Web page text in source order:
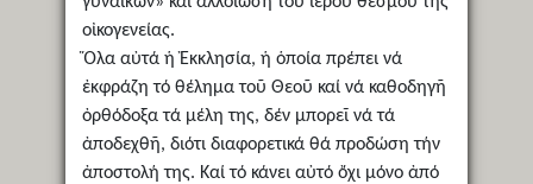
οἰκογενείας.
Ὅλα αὐτά ἡ Ἐκκλησία, ἡ ὁποία πρέπει νά
ἐκφράζη τό θέλημα τοῦ Θεοῦ καί νά καθοδηγῆ
ὀρθόδοξα τά μέλη της, δέν μπορεῖ νά τά
ἀποδεχθῆ, διότι διαφορετικά θά προδώση τήν
ἀποστολή της. Καί τό κάνει αὐτό ὄχι μόνο ἀπό